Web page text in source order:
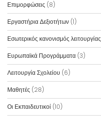
Επιμορφώσεις (8)
Εργαστήρια Δεξιοτήτων (1)
Εσωτερικός κανονισμός λειτουργίας
Ευρωπαϊκά Προγράμματα (3)
Λειτουργία Σχολείου (6)
Μαθητές (28)
Οι Εκπαιδευτικοί (10)